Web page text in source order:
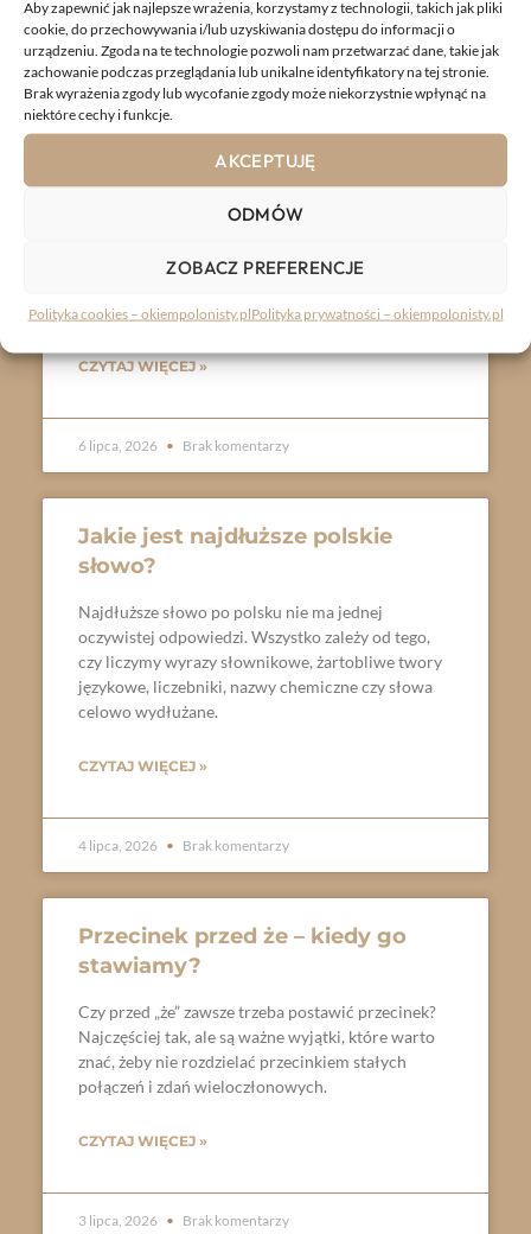
Aby zapewnić jak najlepsze wrażenia, korzystamy z technologii, takich jak pliki
cookie, do przechowywania i/lub uzyskiwania dostępu do informacji o
urządzeniu. Zgoda na te technologie pozwoli nam przetwarzać dane, takie jak
zachowanie podczas przeglądania lub unikalne identyfikatory na tej stronie.
Brak wyrażenia zgody lub wycofanie zgody może niekorzystnie wpłynąć na
niektóre cechy i funkcje.
AKCEPTUJĘ
ODMÓW
ZOBACZ PREFERENCJE
Polityka cookies – okiempolonisty.plPolityka prywatności – okiempolonisty.pl
6 lipca, 2026 Brak komentarzy
Głoska a litera – czym się różnią i
jak je rozpoznać?
litera to znak, który widzimy i zapisujemy. Ta
potrafi sprawić sporo kłopotów.
CZYTAJ WIĘCEJ »
6 lipca, 2026 Brak komentarzy
Jakie jest najdłuższe polskie
słowo?
Najdłuższe słowo po polsku nie ma jednej
oczywistej odpowiedzi. Wszystko zależy od tego,
czy liczymy wyrazy słownikowe, żartobliwe twory
językowe, liczebniki, nazwy chemiczne czy słowa
celowo wydłużane.
CZYTAJ WIĘCEJ »
4 lipca, 2026 Brak komentarzy
Przecinek przed że – kiedy go
stawiamy?
Czy przed „że” zawsze trzeba postawić przecinek?
Najczęściej tak, ale są ważne wyjątki, które warto
znać, żeby nie rozdzielać przecinkiem stałych
połączeń i zdań wieloczłonowych.
CZYTAJ WIĘCEJ »
3 lipca, 2026 Brak komentarzy